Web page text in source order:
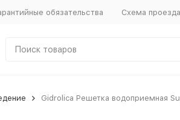
обязательства Схема проезда
Gidrolica Решетка водоприемная